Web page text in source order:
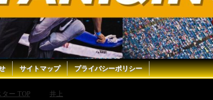
サイトマップ プライバシーポリシー
ー TOP 井上